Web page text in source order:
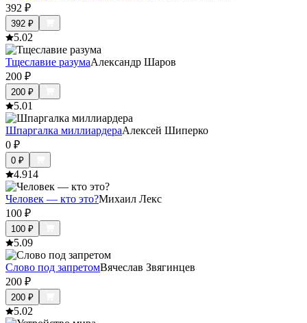
392 ₽
392 ₽
5.02
Тщеславие разумаАлександр Шаров
200 ₽
200 ₽
5.01
Шпаргалка миллиардераАлексей Шиперко
0 ₽
0 ₽
4.914
Человек — кто это?Михаил Лекс
100 ₽
100 ₽
5.09
Слово под запретомВячеслав Звягинцев
200 ₽
200 ₽
5.02